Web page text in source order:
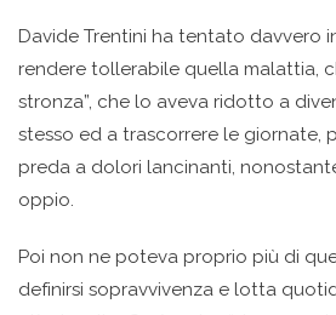
Davide Trentini ha tentato davvero
rendere tollerabile quella malattia,
stronza”, che lo aveva ridotto a
stesso ed a trascorrere le giornate,
preda a dolori lancinanti,
oppio.
Poi non ne poteva proprio più di
definirsi sopravvivenza e lotta